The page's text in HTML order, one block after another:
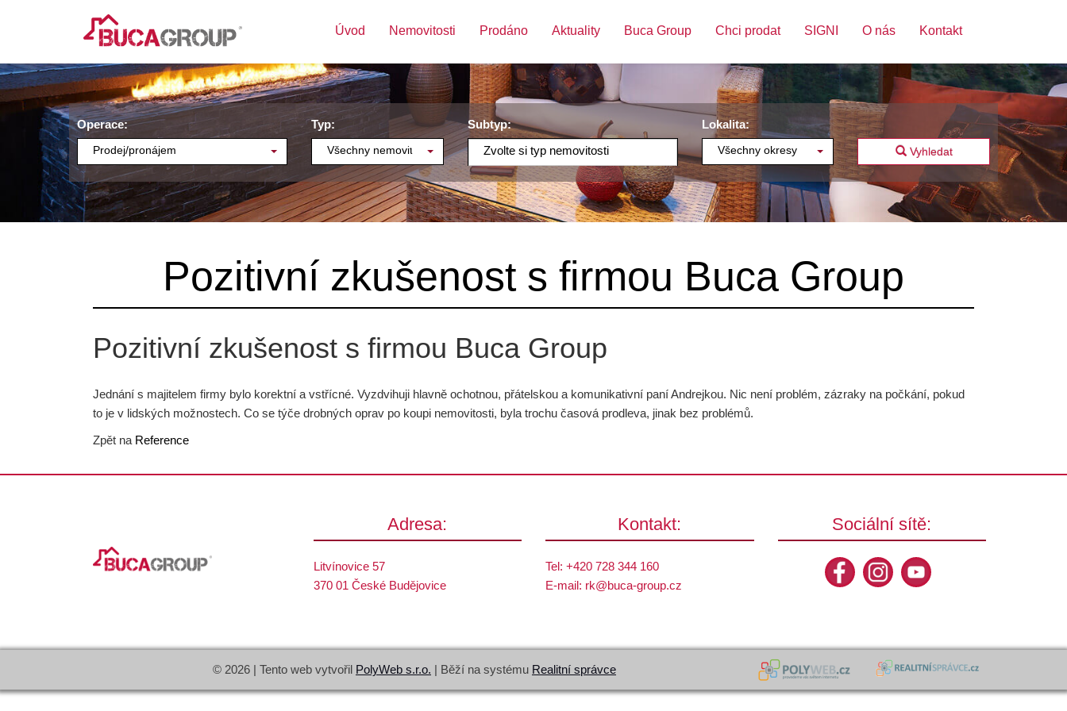
Úvod Nemovitosti Prodáno Aktuality Buca Group Chci prodat SIGNI O nás Kontakt
Operace:
Prodej/pronájem
Typ:
Všechny nemovitosti
Subtyp:
Zvolte si typ nemovitosti
Lokalita:
Všechny okresy Vyhledat
Pozitivní zkušenost s firmou Buca Group
Pozitivní zkušenost s firmou Buca Group
Jednání s majitelem firmy bylo korektní a vstřícné. Vyzdvihuji hlavně ochotnou, přátelskou a komunikativní paní Andrejkou. Nic není problém, zázraky na počkání, pokud
to je v lidských možnostech. Co se týče drobných oprav po koupi nemovitosti, byla trochu časová prodleva, jinak bez problémů.
Zpět na Reference
Adresa:
Litvínovice 57
370 01 České Budějovice
Kontakt:
Tel: +420 728 344 160
E-mail: rk@buca-group.cz
Sociální sítě:
© 2026 | Tento web vytvořil PolyWeb s.r.o. | Běží na systému Realitní správce